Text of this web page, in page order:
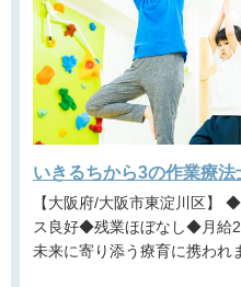
いきるちから3の作業療法
【大阪府/大阪市東淀川区】 ◆PTOT複数名在籍法人◆アクセ
ス良好◆残業ほぼなし◆月給
未来に寄り添う療育に携われ